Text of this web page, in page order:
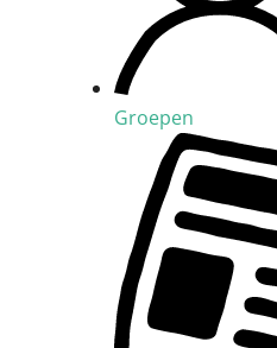
Groepen